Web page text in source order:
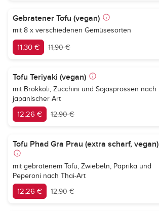
Gebratener Tofu (vegan)
mit 8 x verschiedenen Gemüsesorten
11,30 € 11,90 €
Tofu Teriyaki (vegan)
mit Brokkoli, Zucchini und Sojasprossen nach
japanischer Art
12,26 € 12,90 €
Tofu Phad Gra Prau (extra scharf, vegan)
mit gebratenem Tofu, Zwiebeln, Paprika und
Peperoni nach Thai-Art
12,26 € 12,90 €